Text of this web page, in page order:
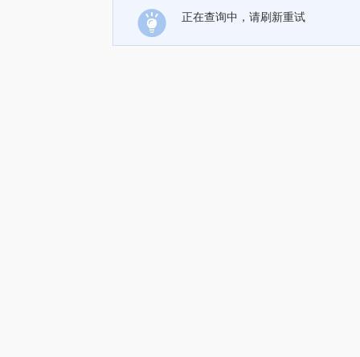
正在查询中，请刷新重试